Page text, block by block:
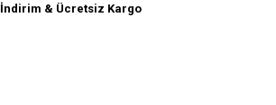
İndirim & Ücretsiz Kargo